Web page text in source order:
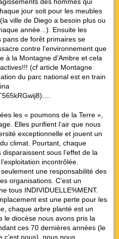
jour soit pour les meubles
ville de Diego a besoin plus ou
année...). Ensuite les
pans de forêt primaires se
contre l’environnement que
à la Montagne d’Ambre et cela
(cf article Montagne
du parc national est en train
les « poumons de la Terre »,
Elles purifient l’air que nous
exceptionnelle et jouent un
climat. Pourtant, chaque
sous l’effet de la
incontrôlée.
une responsabilité des
organisations. C’est un
tous INDIVIDUELLE%MENT.
est une perte pour les
chaque arbre planté est un
le diocèse nous avons pris la
ces 70 dernières années (le
c’est nous), nous nous